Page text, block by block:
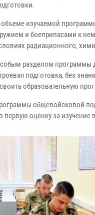
объеме изучаемой
и боеприпасами к
радиационного,
разделом программы
подготовка, без
образовательную
общевойсковой
первую оценку за изучение